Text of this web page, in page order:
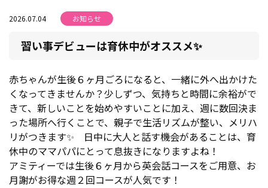
2026.07.04 お知らせ
習い事デビューは育休中がオススメ✨
赤ちゃんが生後６ヶ月ごろになると、一緒に外へ出かけた
くなってきませんか？少しずつ、気持ちと時間に余裕がで
きて、新しいことを始めやすいことに加え、週に数回決ま
った場所へ行くことで、親子で生活リズムが整い、メリハ
リがつきます✨ 日中に大人と話す機会があることは、育
休中のママパパにとって息抜きになりますよね！
アミティーでは生後６ヶ月から英会話コースをご用意、お
月謝がお得な週２回コースが人気です！